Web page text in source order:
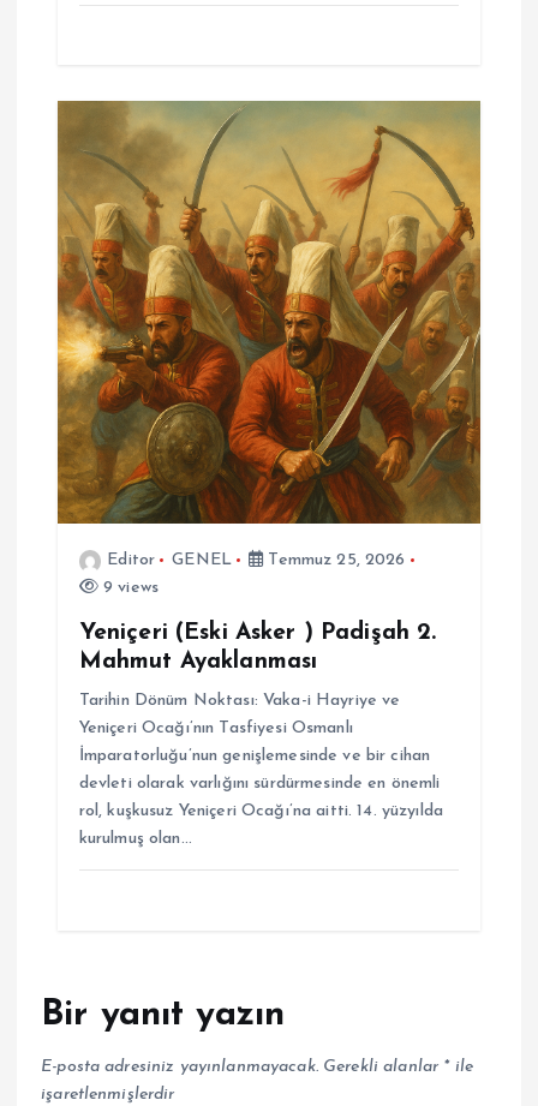
Editor GENEL
Temmuz 25, 2026
9 views
Yeniçeri (Eski Asker ) Padişah 2.
Mahmut Ayaklanması
Tarihin Dönüm Noktası: Vaka-i Hayriye ve
Yeniçeri Ocağı’nın Tasfiyesi Osmanlı
İmparatorluğu’nun genişlemesinde ve bir cihan
devleti olarak varlığını sürdürmesinde en önemli
rol, kuşkusuz Yeniçeri Ocağı’na aitti. 14. yüzyılda
kurulmuş olan…
Bir yanıt yazın
E-posta adresiniz yayınlanmayacak. Gerekli alanlar *ile
işaretlenmişlerdir